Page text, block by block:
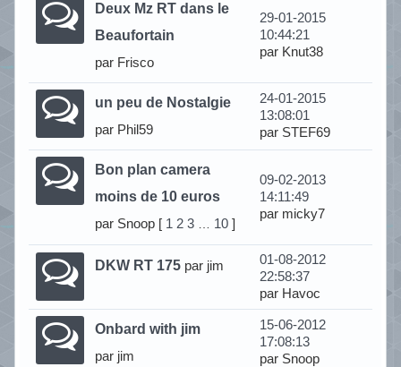
Deux Mz RT dans le
Beaufortain
par Frisco
29-01-2015
10:44:21
par Knut38
un peu de Nostalgie
par Phil59
24-01-2015
13:08:01
par STEF69
Bon plan camera
moins de 10 euros
par Snoop [ 1 2 3 … 10]
09-02-2013
14:11:49
par micky7
DKW RT 175 par jim
01-08-2012
22:58:37
par Havoc
Onbard with jim
par jim
15-06-2012
17:08:13
par Snoop